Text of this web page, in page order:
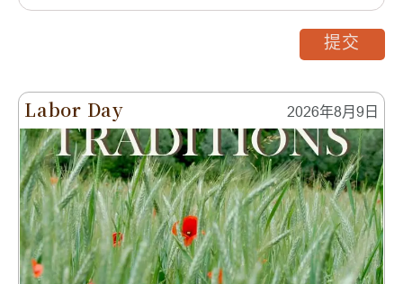
Labor Day 2026年8月9日
提交